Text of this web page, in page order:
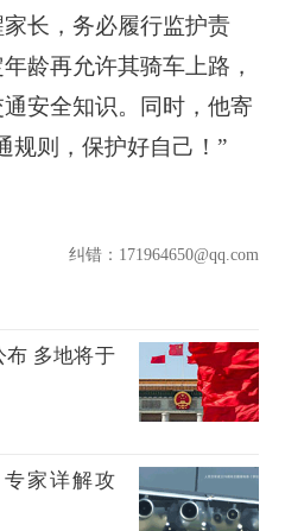
长，务必履行监护责
龄再允许其骑车上路，
安全知识。同时，他寄
规则，保护好自己！”
纠错：171964650@qq.com
布 多地将于
家详解攻